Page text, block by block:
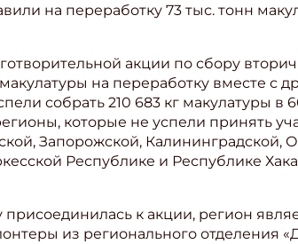
на переработку 73 тыс. тонн
акции по сбору
на переработку вместе с
собрать 210 683 кг макулатуры в
которые не успели принять
Запорожской, Калининградской,
Республике и Республике
присоединилась к акции, регион
из регионального отделения